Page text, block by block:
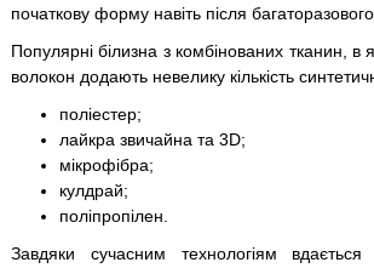
початкову форму навіть після
Популярні білизна з комбінованих тканин, в
волокон додають невелику кількість
поліестер;
лайкра звичайна та 3D;
мікрофібра;
кулдрай;
поліпропілен.
Завдяки сучасним технологіям